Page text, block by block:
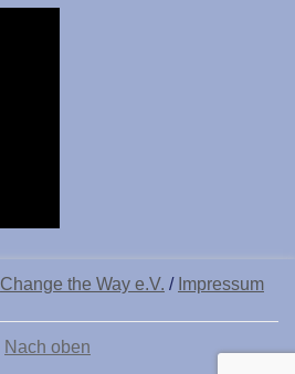
Change the Way e.V. / Impressum
Nach oben